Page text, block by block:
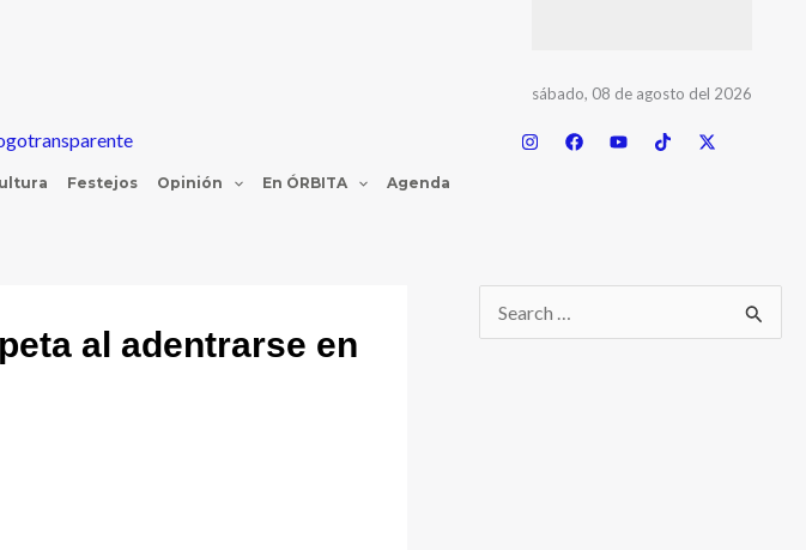
sábado, 08 de agosto del 2026
Festejos Opinión En ÓRBITA Agenda
al adentrarse en